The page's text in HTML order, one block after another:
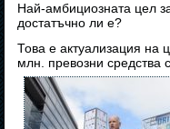
Най-амбициозната цел
достатъчно ли е?
Това е актуализация на
млн. превозни средства